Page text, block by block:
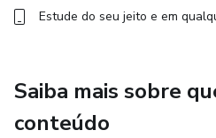
Vem comigo aprender a fazer
Estude do seu jeito e em
Saiba mais sobre
conteúdo